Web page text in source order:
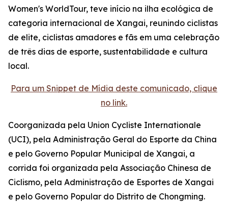
Women's WorldTour, teve início na ilha ecológica de
categoria internacional de Xangai, reunindo ciclistas
de elite, ciclistas amadores e fãs em uma celebração
de três dias de esporte, sustentabilidade e cultura
local.
Para um Snippet de Mídia deste comunicado, clique
no link.
Coorganizada pela Union Cycliste Internationale
(UCI), pela Administração Geral do Esporte da China
e pelo Governo Popular Municipal de Xangai, a
corrida foi organizada pela Associação Chinesa de
Ciclismo, pela Administração de Esportes de Xangai
e pelo Governo Popular do Distrito de Chongming.